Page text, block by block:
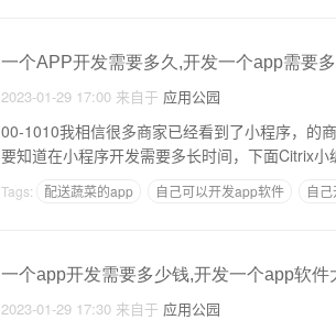
一个APP开发需要多久,开发一个app需要多
2023-01-29 17:00 来自于 应用公园
00-1010我相信很多商家已经看到了小程序，的
要知道在小程序开发需要多长时间，下面Citrix
Tags: 配送蔬菜的app 自己可以开发app软件 自
一个app开发需要多少钱,开发一个app软件
2023-01-29 17:30 来自于 应用公园